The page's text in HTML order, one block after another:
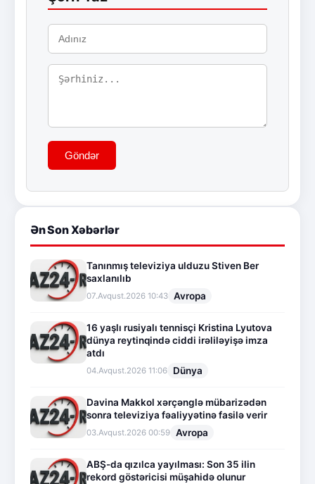
Göndər
Ən Son Xəbərlər
Tanınmış televiziya ulduzu Stiven Ber
saxlanılıb
07.Avqust.2026 10:43 Avropa
16 yaşlı rusiyalı tennisçi Kristina Lyutova
dünya reytinqində ciddi irəliləyişə imza
atdı
04.Avqust.2026 11:06 Dünya
Davina Makkol xərçənglə mübarizədən
sonra televiziya fəaliyyətinə fasilə verir
03.Avqust.2026 00:59 Avropa
ABŞ-da qızılca yayılması: Son 35 ilin
rekord göstəricisi müşahidə olunur